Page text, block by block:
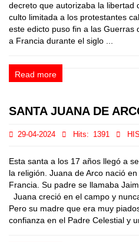
decreto que autorizaba la libertad
culto limitada a los protestantes
este edicto puso fin a las Guerras
a Francia durante el siglo ...
Read more
SANTA JUANA DE
29-04-2024 Hits: 1391
Esta santa a los 17 años llegó a
la religión. Juana de Arco nació
Francia. Su padre se llamaba
Juana creció en el campo y
Pero su madre que era muy
confianza en el Padre Celestial y